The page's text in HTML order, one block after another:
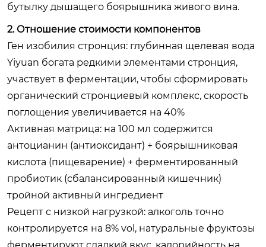
бутылку дышащего боярышника живого вина.
2. Отношение стоимости компонентов
Ген изобилия стронция: глубинная щелевая вода
Yiyuan богата редкими элементами стронция,
участвует в ферментации, чтобы сформировать
органический стронциевый комплекс, скорость
поглощения увеличивается на 40%
Активная матрица: на 100 мл содержится
антоцианин (антиоксидант) + боярышниковая
кислота (пищеварение) + ферментированный
пробиотик (сбалансированный кишечник)
тройной активный ингредиент
Рецепт с низкой нагрузкой: алкоголь точно
контролируется на 8% vol, натуральные фруктозы
ферментируют сладкий вкус, калорийность на